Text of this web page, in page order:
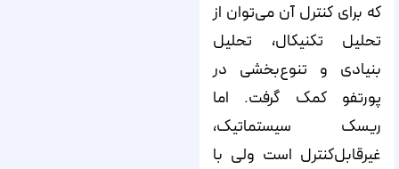
که برای کنترل آن می‌توان از
تحلیل تکنیکال، تحلیل
بنیادی و تنوع‌بخشی در
پورتفو کمک گرفت. اما
ریسک سیستماتیک،
غیرقابل‌کنترل است ولی با